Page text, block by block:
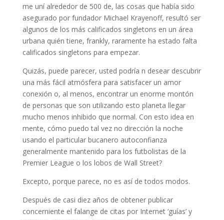
me uní alrededor de 500 de, las cosas que había sido
asegurado por fundador Michael Krayenoff, resultó ser
algunos de los más calificados singletons en un área
urbana quién tiene, frankly, raramente ha estado falta
calificados singletons para empezar.
Quizás, puede parecer, usted podría n desear descubrir
una más fácil atmósfera para satisfacer un amor
conexión o, al menos, encontrar un enorme montón
de personas que son utilizando esto planeta llegar
mucho menos inhibido que normal. Con esto idea en
mente, cómo puedo tal vez no dirección la noche
usando el particular bucanero autoconfianza
generalmente mantenido para los futbolistas de la
Premier League o los lobos de Wall Street?
Excepto, porque parece, no es así de todos modos.
Después de casi diez años de obtener publicar
concerniente el falange de citas por Internet ‘guías’ y